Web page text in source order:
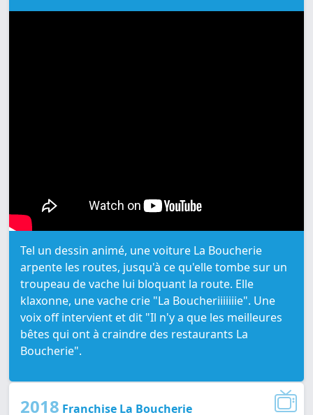
Tel un dessin animé, une voiture La Boucherie
arpente les routes, jusqu'à ce qu'elle tombe sur un
troupeau de vache lui bloquant la route. Elle
klaxonne, une vache crie "La Boucheriiiiiiie". Une
voix off intervient et dit "Il n'y a que les meilleures
bêtes qui ont à craindre des restaurants La
Boucherie".
2018 Franchise La Boucherie